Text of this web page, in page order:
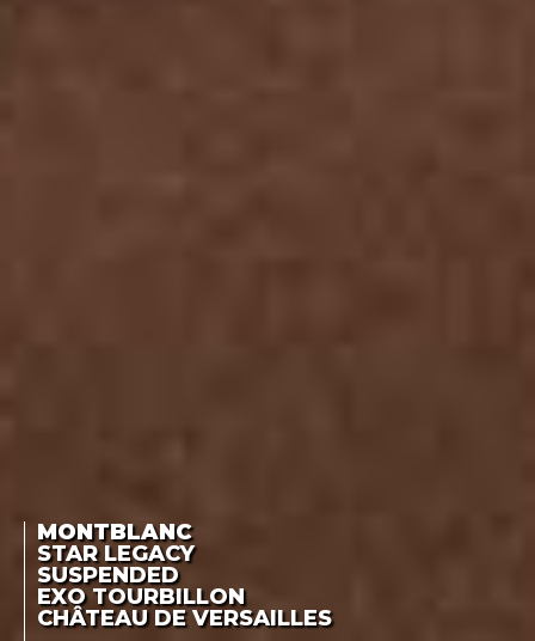
MONTBLANC
STAR LEGACY
SUSPENDED
EXO TOURBILLON
CHÂTEAU DE VERSAILLES